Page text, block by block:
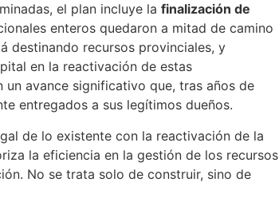
el plan incluye la finalización de
enteros quedaron a mitad de camino
destinando recursos provinciales, y
en la reactivación de estas
avance significativo que, tras años de
entregados a sus legítimos dueños.
de lo existente con la reactivación de la
la eficiencia en la gestión de los recursos
No se trata solo de construir, sino de